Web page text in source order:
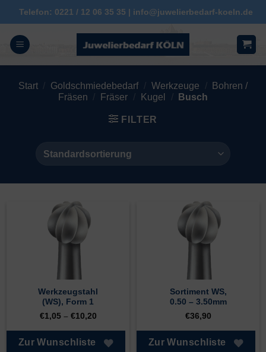
Zum
Inhalt
springen
Telefon: 0221 / 12 06 35 35 | info@juwelierbedarf-koeln.de
Start / Goldschmiedebedarf / Werkzeuge /
Bohren /
Fräsen / Fräser / Kugel / Busch
FILTER
Werkzeugstahl
(WS), Form 1
€1,05– €10,20
Zur Wunschliste
Sortiment WS,
0.50 – 3.50mm
€36,90
Zur Wunschliste